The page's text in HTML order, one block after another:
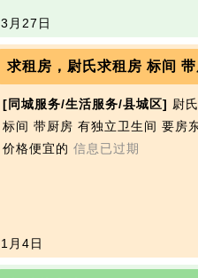
3月27日
求租房，尉氏求租房 标间 带
[同城服务/生活服务/县城区] 尉
标间 带厨房 有独立卫生间 要房
价格便宜的 信息已过期
1月4日